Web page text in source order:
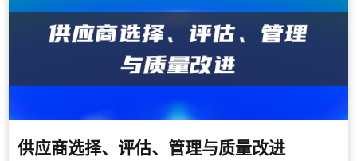
供应商选择、评估、管理与质量改进